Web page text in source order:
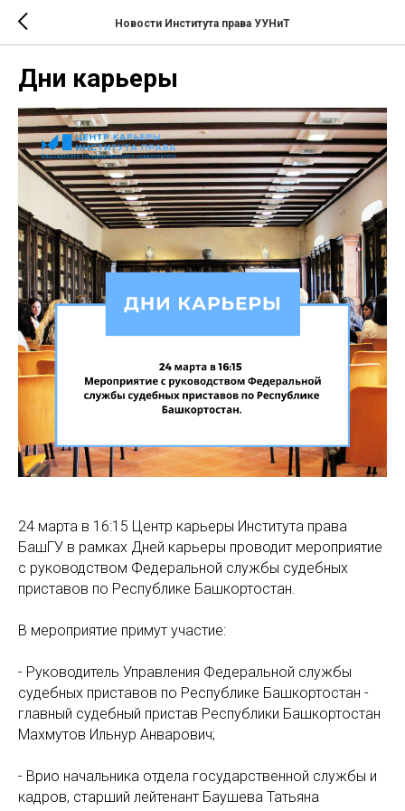
Новости Института права УУНиТ
Дни карьеры
24 марта в 16:15 Центр карьеры Института права
БашГУ в рамках Дней карьеры проводит мероприятие
с руководством Федеральной службы судебных
приставов по Республике Башкортостан.
В мероприятие примут участие:
- Руководитель Управления Федеральной службы
судебных приставов по Республике Башкортостан -
главный судебный пристав Республики Башкортостан
Махмутов Ильнур Анварович;
- Врио начальника отдела государственной службы и
кадров, старший лейтенант Баушева Татьяна